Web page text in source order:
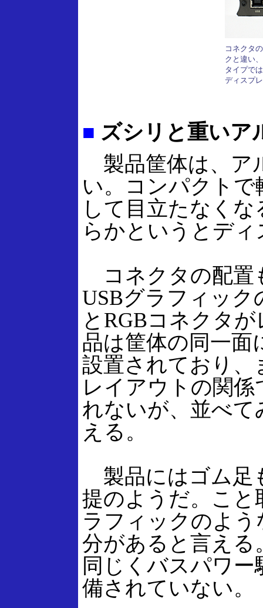
コネクタ
クと違い
タイプで
ディスプ
■ ズシリと重いア
製品筐体は、ア
い。コンパクト
して目立たなく
らかというとデ
コネクタの配置
USBグラフィック
とRGBコネクタ
品は筐体の同一面
設置されており、
レイアウトの関
れないが、並べ
える。
製品にはゴム足
提のようだ。こと
ラフィックのよ
分があると言える
同じくバスパワ
備されていない。